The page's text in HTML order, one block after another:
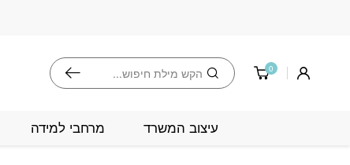
0 חיפוש
עיצוב המשרד מרחבי למידה